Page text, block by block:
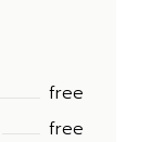
free
free